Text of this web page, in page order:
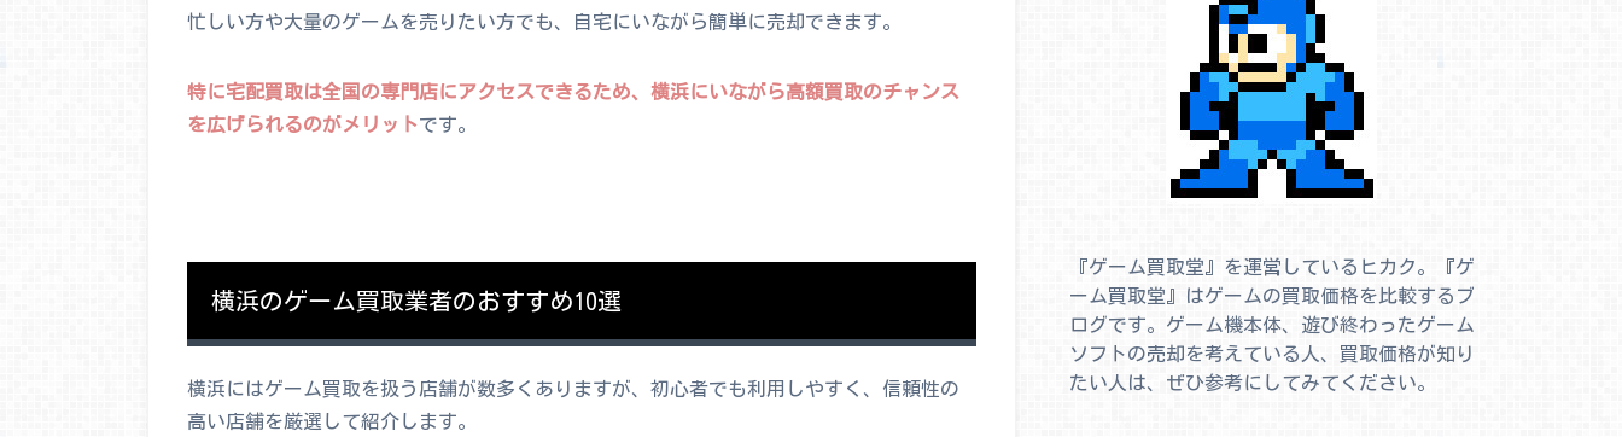
忙しい方や大量のゲームを売りたい方でも、自宅にいながら簡単に売却できます。
特に宅配買取は全国の専門店にアクセスできるため、横浜にいながら高額買取のチャンス
を広げられるのがメリットです。
横浜のゲーム買取業者のおすすめ10選
横浜にはゲーム買取を扱う店舗が数多くありますが、初心者でも利用しやすく、信頼性の
高い店舗を厳選して紹介します。
『ゲーム買取堂』を運営しているヒカク。『ゲ
ーム買取堂』はゲームの買取価格を比較するブ
ログです。ゲーム機本体、遊び終わったゲーム
ソフトの売却を考えている人、買取価格が知り
たい人は、ぜひ参考にしてみてください。